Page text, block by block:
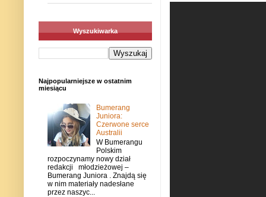
Wyszukiwarka
Najpopularniejsze w ostatnim
miesiącu
Bumerang
Juniora:
Czerwone serce
Australii
W Bumerangu
Polskim
rozpoczynamy nowy dział
redakcji młodzieżowej –
Bumerang Juniora . Znajdą się
w nim materiały nadesłane
przez naszyc...